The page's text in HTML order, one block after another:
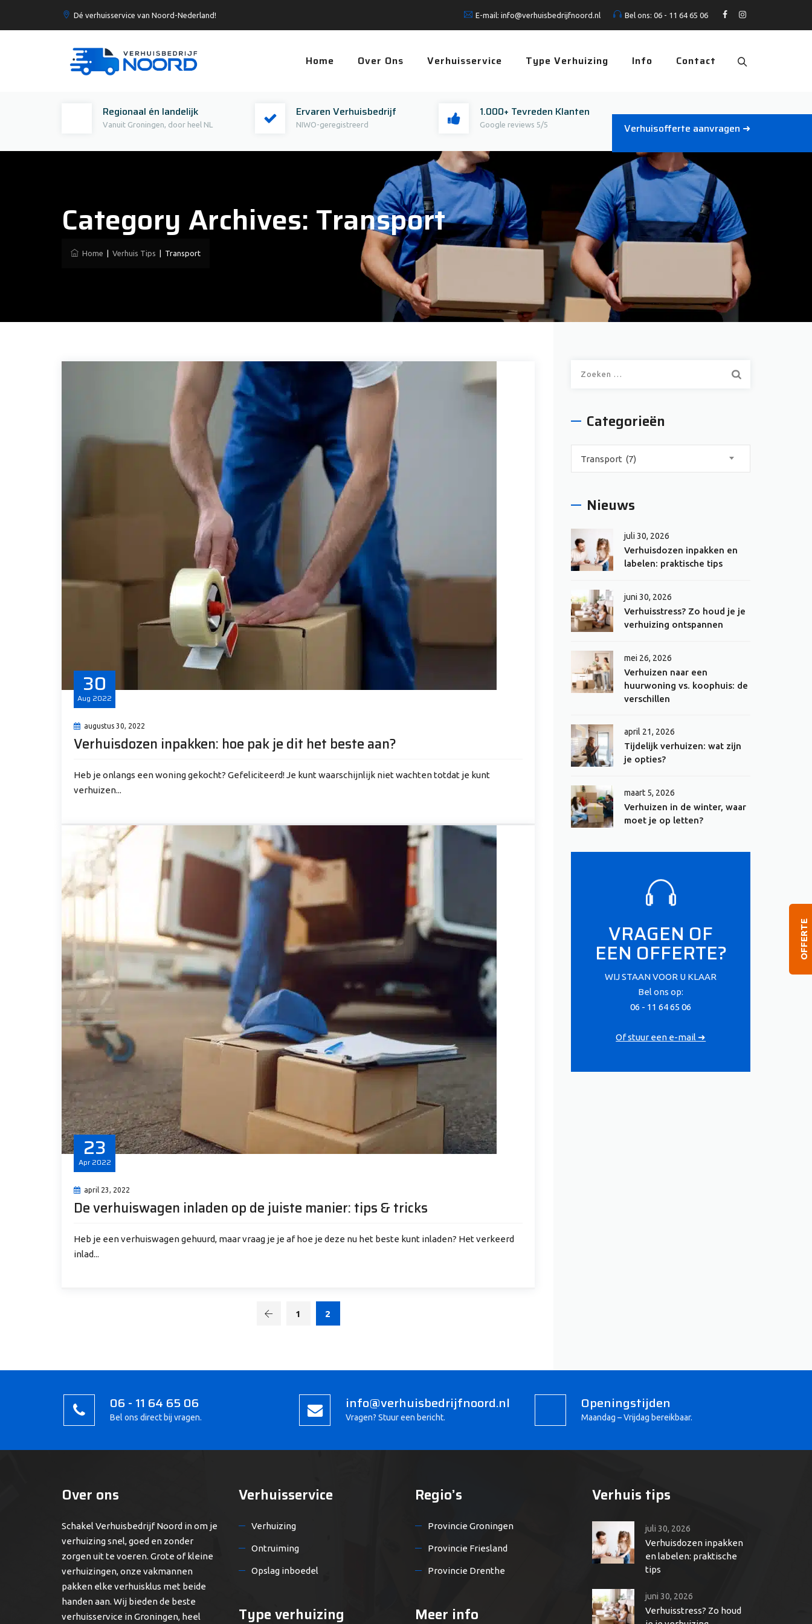
Dé verhuisservice van Noord-Nederland! E-mail: info@verhuisbedrijfnoord.nl Bel ons: 06 - 11 64 65 06
Home Over Ons Verhuisservice Type Verhuizing Info Contact
Regionaal én landelijk
Vanuit Groningen, door heel NL
Ervaren Verhuisbedrijf
NIWO-geregistreerd
1.000+ Tevreden Klanten
Google reviews 5/5 Verhuisofferte aanvragen ➜
Category Archives: Transport
Home Verhuis Tips Transport
30
Aug 2022
augustus 30, 2022
Verhuisdozen inpakken: hoe pak je dit het beste aan?
Heb je onlangs een woning gekocht? Gefeliciteerd! Je kunt waarschijnlijk niet wachten totdat je kunt
verhuizen...
23
Apr 2022
april 23, 2022
De verhuiswagen inladen op de juiste manier: tips & tricks
Heb je een verhuiswagen gehuurd, maar vraag je je af hoe je deze nu het beste kunt inladen? Het verkeerd
inlad...
1 2
Categorieën
Transport (7)
Nieuws
juli 30, 2026
Verhuisdozen inpakken en
labelen: praktische tips
juni 30, 2026
Verhuisstress? Zo houd je je
verhuizing ontspannen
mei 26, 2026
Verhuizen naar een
huurwoning vs. koophuis: de
verschillen
april 21, 2026
Tijdelijk verhuizen: wat zijn
je opties?
maart 5, 2026
Verhuizen in de winter, waar
moet je op letten?
VRAGEN OF
EEN OFFERTE?
WIJ STAAN VOOR U KLAAR
Bel ons op:
06 - 11 64 65 06
Of stuur een e-mail ➜
06 - 11 64 65 06
Bel ons direct bij vragen.
info@verhuisbedrijfnoord.nl
Vragen? Stuur een bericht.
Openingstijden
Maandag – Vrijdag bereikbaar.
Over ons
Schakel Verhuisbedrijf Noord in om je
verhuizing snel, goed en zonder
zorgen uit te voeren. Grote of kleine
verhuizingen, onze vakmannen
pakken elke verhuisklus met beide
handen aan. Wij bieden de beste
verhuisservice in Groningen, heel
Verhuisservice
Verhuizing
Ontruiming
Opslag inboedel
Type verhuizing
Regio’s
Provincie Groningen
Provincie Friesland
Provincie Drenthe
Meer info
Verhuis tips
juli 30, 2026
Verhuisdozen inpakken
en labelen: praktische
tips
juni 30, 2026
Verhuisstress? Zo houd
OFFERTE